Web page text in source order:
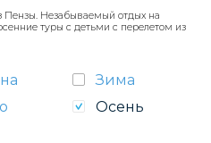
Пензы. Незабываемый отдых на
туры с детьми с перелетом из
Зима
Осень